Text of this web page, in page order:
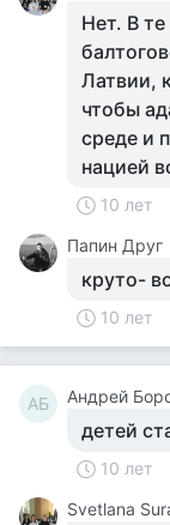
Нет. В
Латвии,
чтобы
среде и
нацией
10 лет
Папин Друг
круто-
10 лет
АБ Андрей
детей
10 лет
Svetlana